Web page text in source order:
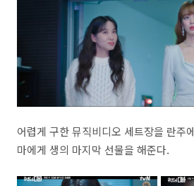
어렵게 구한 뮤직비디오 세트장을 란주
마에게 생의 마지막 선물을 해준다.